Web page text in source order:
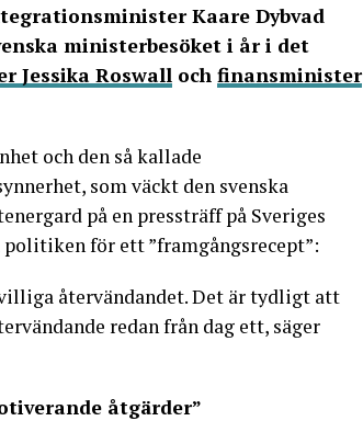
Kaare Dybvad
ministerbesöket i år i det
Jessika Roswall och finansminister
och den så kallade
som väckt den svenska
på en pressträff på Sveriges
politiken för ett ”framgångsrecept”:
återvändandet. Det är tydligt att
redan från dag ett, säger
åtgärder”